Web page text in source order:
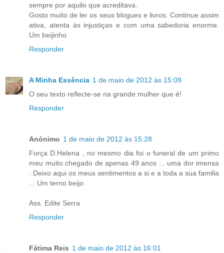
sempre por aquilo que acreditava.
Gosto muito de ler os seus blogues e livros. Continue assim
ativa, atenta às injustiças e com uma sabedoria enorme.
Um beijinho
Responder
A Minha Essência 1 de maio de 2012 às 15:09
O seu texto reflecte-se na grande mulher que é!
Responder
Anónimo 1 de maio de 2012 às 15:28
Força D.Helena , no mesmo dia foi o funeral de um primo
meu muito chegado de apenas 49 anos ... uma dor imensa
. Deixo aqui os meus sentimentos a si e a toda a sua familia
... Um terno beijo
Ass. Edite Serra
Responder
Fátima Reis 1 de maio de 2012 às 16:01